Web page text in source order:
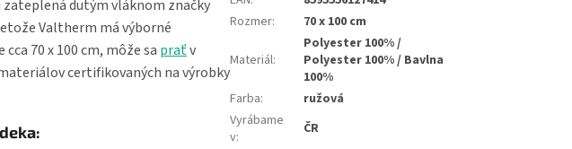
dutým vláknom značky
Valtherm má výborné
70 x 100 cm, môže sa praťv
materiálov certifikovaných na výrobky
Rozmer: 70 x 100 cm
Materiál:
Polyester 100% /
Polyester 100% / Bavlna
100%
Farba:
ružová
Vyrábame
v:
ČR